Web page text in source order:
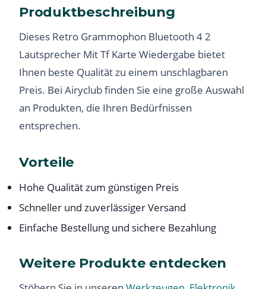
Produktbeschreibung
Dieses Retro Grammophon Bluetooth 4 2
Lautsprecher Mit Tf Karte Wiedergabe bietet
Ihnen beste Qualität zu einem unschlagbaren
Preis. Bei Airyclub finden Sie eine große Auswahl
an Produkten, die Ihren Bedürfnissen
entsprechen.
Vorteile
Hohe Qualität zum günstigen Preis
Schneller und zuverlässiger Versand
Einfache Bestellung und sichere Bezahlung
Weitere Produkte entdecken